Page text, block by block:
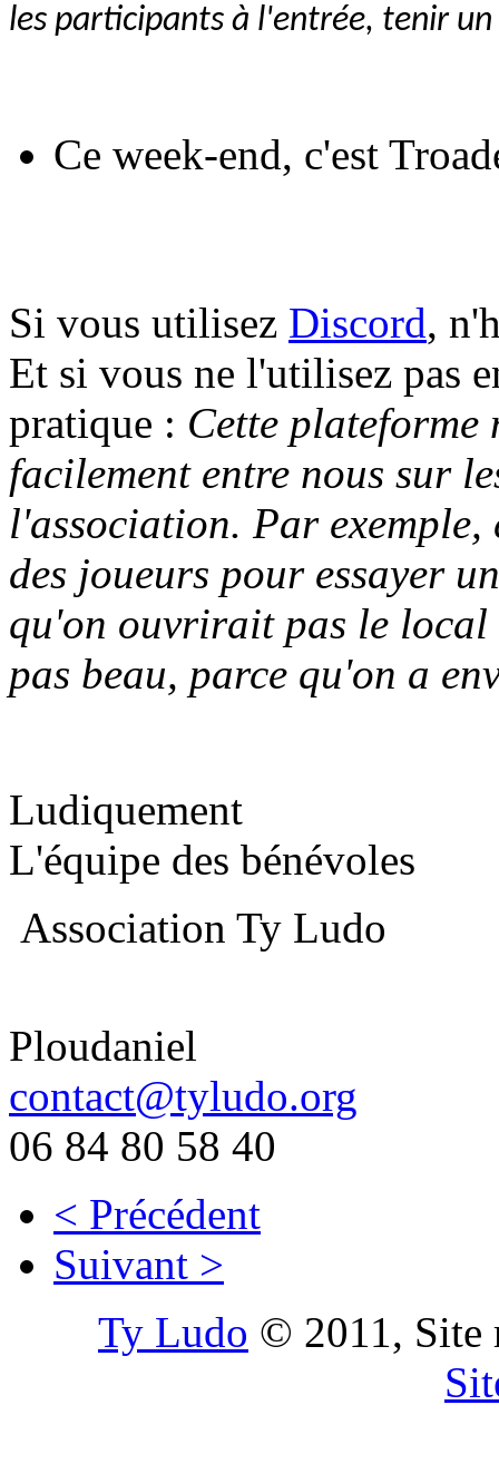
les participants à l'entrée, tenir
Ce week-end, c'est
Si vous utilisez Discord,
Et si vous ne l'utilisez pas
pratique : Cette plateforme
facilement entre nous sur
l'association. Par
des joueurs pour essayer
qu'on ouvrirait pas le
pas beau, parce qu'on a
Ludiquement
L'équipe des bénévoles
Association Ty Ludo
Ploudaniel
contact@tyludo.org
06 84 80 58 40
< Précédent
Suivant >
Ty Ludo © 2011, Site